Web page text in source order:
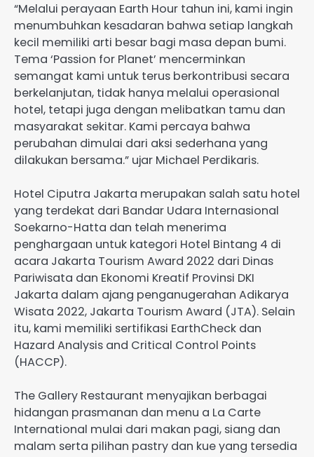
“Melalui perayaan Earth Hour tahun ini, kami ingin
menumbuhkan kesadaran bahwa setiap langkah
kecil memiliki arti besar bagi masa depan bumi.
Tema ‘Passion for Planet’ mencerminkan
semangat kami untuk terus berkontribusi secara
berkelanjutan, tidak hanya melalui operasional
hotel, tetapi juga dengan melibatkan tamu dan
masyarakat sekitar. Kami percaya bahwa
perubahan dimulai dari aksi sederhana yang
dilakukan bersama.” ujar Michael Perdikaris.
Hotel Ciputra Jakarta merupakan salah satu hotel
yang terdekat dari Bandar Udara Internasional
Soekarno-Hatta dan telah menerima
penghargaan untuk kategori Hotel Bintang 4 di
acara Jakarta Tourism Award 2022 dari Dinas
Pariwisata dan Ekonomi Kreatif Provinsi DKI
Jakarta dalam ajang penganugerahan Adikarya
Wisata 2022, Jakarta Tourism Award (JTA). Selain
itu, kami memiliki sertifikasi EarthCheck dan
Hazard Analysis and Critical Control Points
(HACCP).
The Gallery Restaurant menyajikan berbagai
hidangan prasmanan dan menu a La Carte
International mulai dari makan pagi, siang dan
malam serta pilihan pastry dan kue yang tersedia